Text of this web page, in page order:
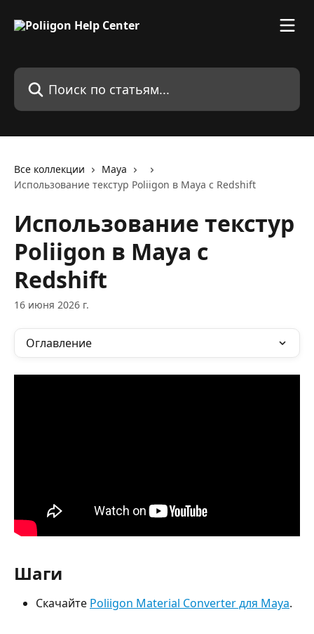
Поиск по статьям...
Все коллекции
Maya
Использование текстур Poliigon в Maya с Redshift
Использование текстур
Poliigon в Maya с
Redshift
16 июня 2026 г.
Оглавление
Шаги
Скачайте Poliigon Material Converter для Maya.